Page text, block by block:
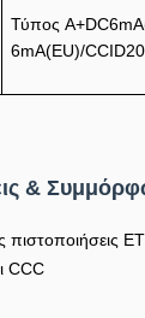
Τύπος
6mA(EU)/
&
πιστοποιήσεις
CCC